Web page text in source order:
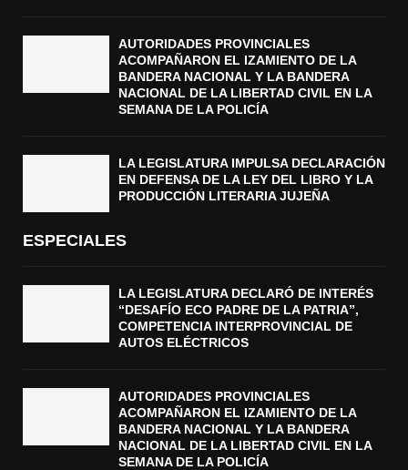
AUTORIDADES PROVINCIALES
ACOMPAÑARON EL IZAMIENTO DE LA
BANDERA NACIONAL Y LA BANDERA
NACIONAL DE LA LIBERTAD CIVIL EN LA
SEMANA DE LA POLICÍA
LA LEGISLATURA IMPULSA DECLARACIÓN
EN DEFENSA DE LA LEY DEL LIBRO Y LA
PRODUCCIÓN LITERARIA JUJEÑA
ESPECIALES
LA LEGISLATURA DECLARÓ DE INTERÉS
“DESAFÍO ECO PADRE DE LA PATRIA”,
COMPETENCIA INTERPROVINCIAL DE
AUTOS ELÉCTRICOS
AUTORIDADES PROVINCIALES
ACOMPAÑARON EL IZAMIENTO DE LA
BANDERA NACIONAL Y LA BANDERA
NACIONAL DE LA LIBERTAD CIVIL EN LA
SEMANA DE LA POLICÍA